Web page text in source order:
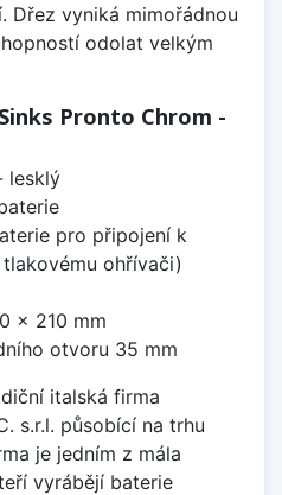
Dřez vyniká mimořádnou
odolat velkým
Pronto Chrom -
lesklý
pro připojení k
ohřívači)
x 210 mm
otvoru 35 mm
italská firma
s.r.l. působící na trhu
je jedním z mála
vyrábějí baterie